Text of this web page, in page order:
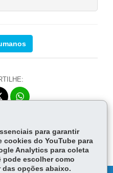
itt
er
Ap
p
para garantir
cookies do YouTube para
Analytics para coleta
pode escolher como
opções abaixo.